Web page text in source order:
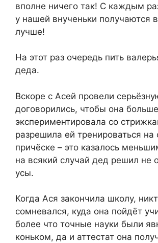
вполне ничего так! С каждым
у нашей внученьки получаются
лучше!
На этот раз очередь пить
деда.
Вскоре с Асей провели
договорились, чтобы она
экспериментировала со
разрешила ей тренироваться на
причёске – это казалось
на всякий случай дед решил не
усы.
Когда Ася закончила школу,
сомневался, куда она пойдёт
более что точные науки были
коньком, да и аттестат она